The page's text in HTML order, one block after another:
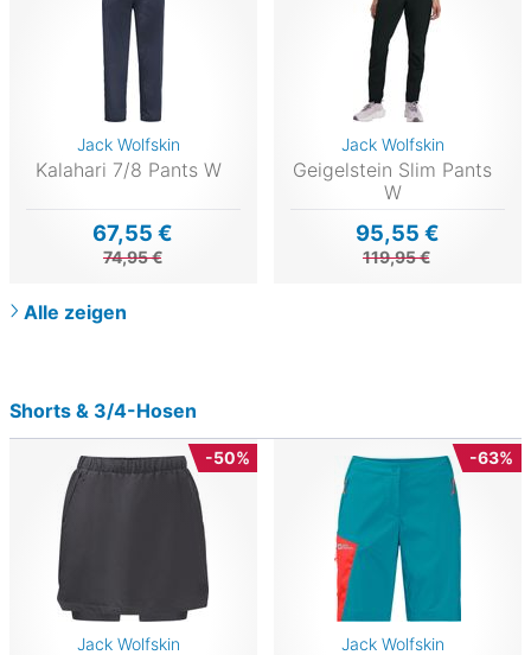
Jack Wolfskin
Kalahari 7/8 Pants W
67,55 €
74,95 €
Jack Wolfskin
Geigelstein Slim Pants
W
95,55 €
119,95 €
Alle zeigen
Shorts & 3/4-Hosen
-50%
Jack Wolfskin
-63%
Jack Wolfskin